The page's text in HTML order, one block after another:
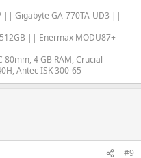
|| Gigabyte GA-770TA-UD3 ||
|| Enermax MODU87+
80mm, 4 GB RAM, Crucial
Antec ISK 300-65
#9